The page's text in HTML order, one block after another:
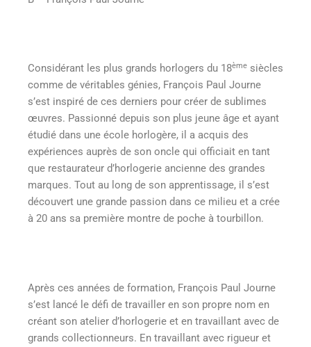
Considérant les plus grands horlogers du 18ème siècles
comme de véritables génies, François Paul Journe
s’est inspiré de ces derniers pour créer de sublimes
œuvres. Passionné depuis son plus jeune âge et ayant
étudié dans une école horlogère, il a acquis des
expériences auprès de son oncle qui officiait en tant
que restaurateur d’horlogerie ancienne des grandes
marques. Tout au long de son apprentissage, il s’est
découvert une grande passion dans ce milieu et a crée
à 20 ans sa première montre de poche à tourbillon.
Après ces années de formation, François Paul Journe
s’est lancé le défi de travailler en son propre nom en
créant son atelier d’horlogerie et en travaillant avec de
grands collectionneurs. En travaillant avec rigueur et